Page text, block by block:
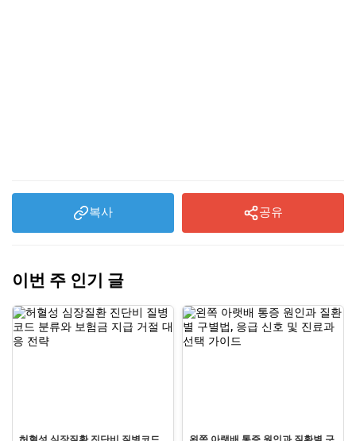
복사 공유
이번 주 인기 글